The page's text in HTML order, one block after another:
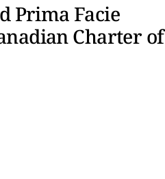
Prima Facie
Charter of